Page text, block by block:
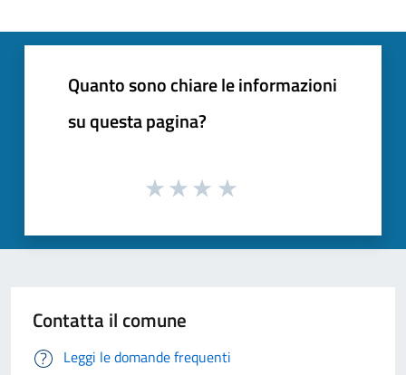
Quanto sono chiare le informazioni
su questa pagina?
Contatta il comune
Leggi le domande frequenti